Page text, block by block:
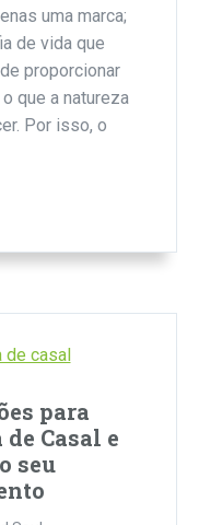
uma marca;
de vida que
proporcionar
que a natureza
Por isso, o
para
Casal e
seu